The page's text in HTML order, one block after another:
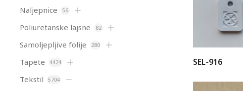
Naljepnice 56
Poliuretanske lajsne 82
Samoljepljive folije 280
Tapete 4424
Tekstil 5704
SEL-916